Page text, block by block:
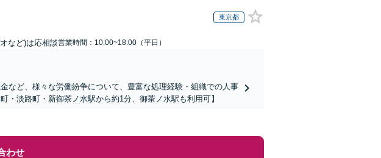
東京都
など)は応相談営業時間：10:00~18:00（平日）
など、様々な労働紛争について、豊富な処理経験・組織での人事
・淡路町・新御茶ノ水駅から約1分、御茶ノ水駅も利用可】
わせ